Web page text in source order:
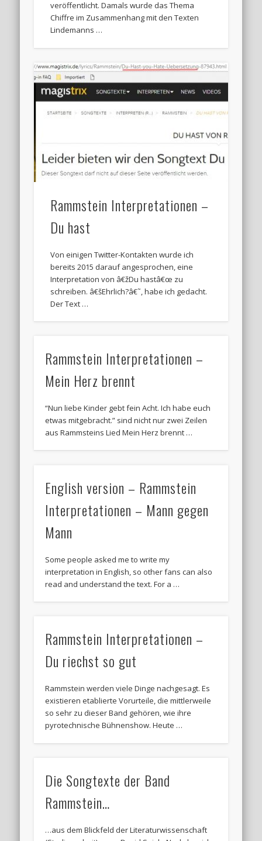
veröffentlicht. Damals wurde das Thema
Chiffre im Zusammenhang mit den Texten
Lindemanns …
Rammstein Interpretationen –
Du hast
Von einigen Twitter-Kontakten wurde ich
bereits 2015 darauf angesprochen, eine
Interpretation von â€žDu hastâ€œ zu
schreiben. â€šEhrlich?â€˜, habe ich gedacht.
Der Text …
Rammstein Interpretationen –
Mein Herz brennt
“Nun liebe Kinder gebt fein Acht. Ich habe euch
etwas mitgebracht.” sind nicht nur zwei Zeilen
aus Rammsteins Lied Mein Herz brennt …
English version – Rammstein
Interpretationen – Mann gegen
Mann
Some people asked me to write my
interpretation in English, so other fans can also
read and understand the text. For a …
Rammstein Interpretationen –
Du riechst so gut
Rammstein werden viele Dinge nachgesagt. Es
existieren etablierte Vorurteile, die mittlerweile
so sehr zu dieser Band gehören, wie ihre
pyrotechnische Bühnenshow. Heute …
Die Songtexte der Band
Rammstein…
…aus dem Blickfeld der Literaturwissenschaft